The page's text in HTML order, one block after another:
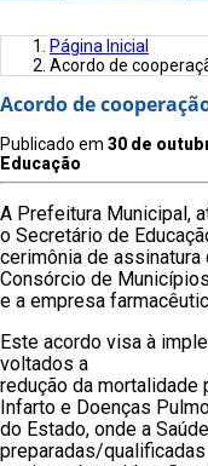
Página Inicial
Acordo de
Acordo de
Publicado em 30 de
Educação
A Prefeitura Municipal,
o Secretário de
cerimônia de assinatura
Consórcio de
e a empresa
Este acordo visa à
voltados a
redução da mortalidade
Infarto e Doenças
do Estado, onde a
preparadas/